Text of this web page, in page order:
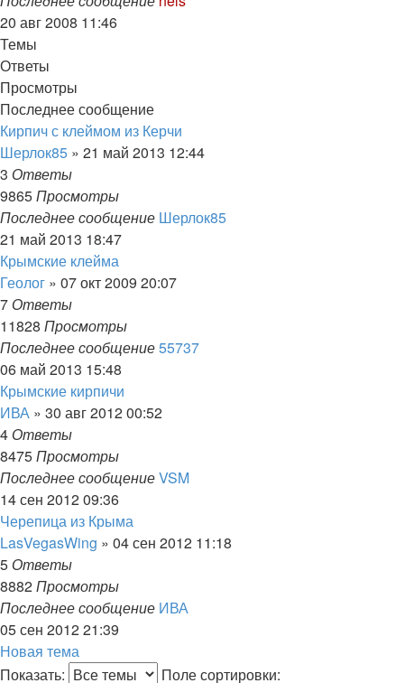
20 авг 2008 11:46
Темы
Ответы
Просмотры
Последнее сообщение
Кирпич с клеймом из Керчи
Шерлок85 » 21 май 2013 12:44
3 Ответы
9865Просмотры
Последнее сообщение Шерлок85
21 май 2013 18:47
Крымские клейма
Геолог » 07 окт 2009 20:07
7 Ответы
11828 Просмотры
Последнее сообщение55737
06 май 2013 15:48
Крымские кирпичи
ИВА » 30 авг 2012 00:52
4 Ответы
8475Просмотры
Последнее сообщениеVSM
14 сен 2012 09:36
Черепица из Крыма
LasVegasWing » 04 сен 2012 11:18
5 Ответы
8882Просмотры
Последнее сообщение ИВА
05 сен 2012 21:39
Новая тема
Показать:
Поле сортировки: